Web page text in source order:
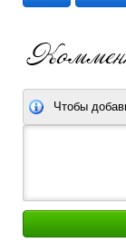
Чтобы